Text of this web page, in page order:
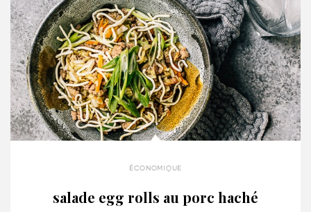
économique
salade egg rolls au porc haché